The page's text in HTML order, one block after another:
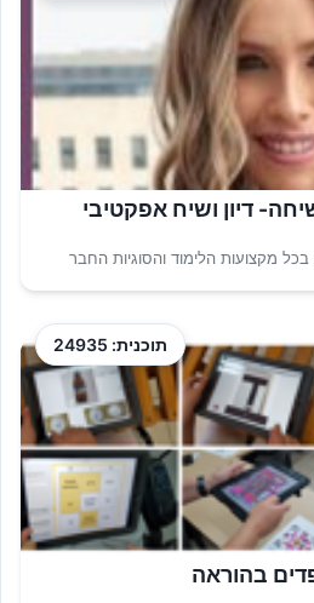
דיון ושיח אפקטיבי
בכל מקצועות הלימוד והסוגיות החבר
תוכנית: 24935
בהוראה